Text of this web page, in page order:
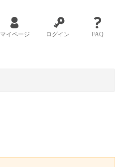
マイページ ログイン FAQ